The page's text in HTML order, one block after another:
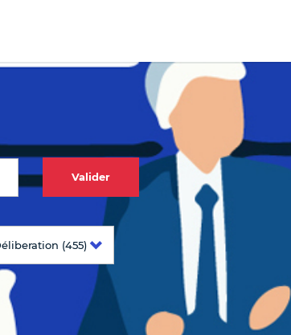
Valider